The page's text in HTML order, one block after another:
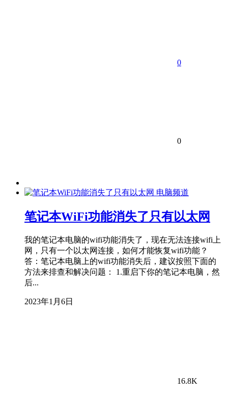
0
0
电脑频道
笔记本WiFi功能消失了只有以太网
我的笔记本电脑的wifi功能消失了，现在无法连接wifi上
网，只有一个以太网连接，如何才能恢复wifi功能？
答：笔记本电脑上的wifi功能消失后，建议按照下面的
方法来排查和解决问题： 1.重启下你的笔记本电脑，然
后...
2023年1月6日
16.8K